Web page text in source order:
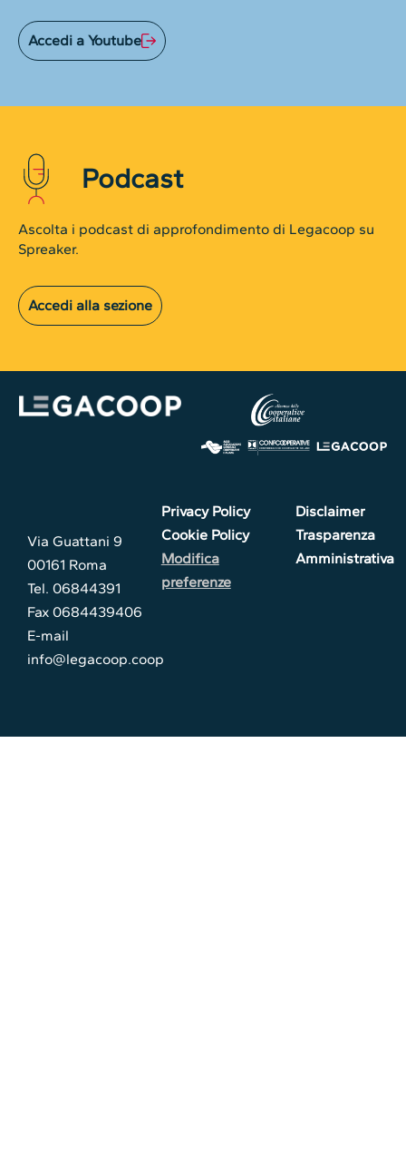
Accedi a Youtube
Podcast
Ascolta i podcast di approfondimento di Legacoop su
Spreaker.
Accedi alla sezione
Via Guattani 9
00161 Roma
Tel. 06844391
Fax 0684439406
E-mail
info@legacoop.coop
Privacy Policy
Cookie Policy
Modifica
preferenze
Disclaimer
Trasparenza
Amministrativa